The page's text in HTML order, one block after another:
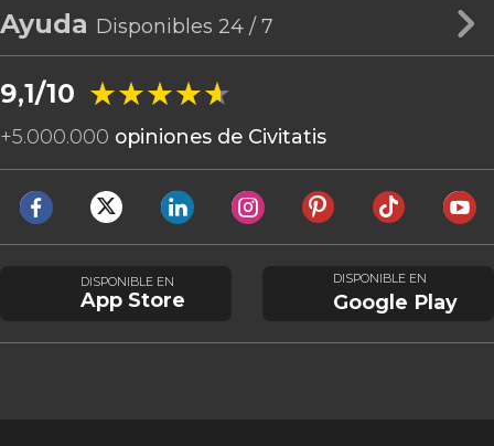
Ayuda Disponibles 24 / 7
9,1/10 ★★★★★
★★★★★
+5.000.000 opiniones de Civitatis
DISPONIBLE EN
App Store
DISPONIBLE EN
Google Play